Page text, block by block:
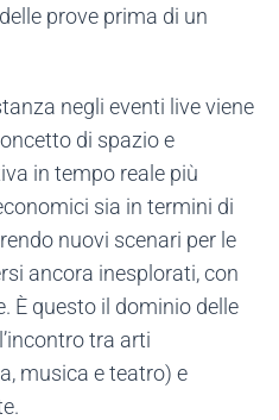
prove prima di un
negli eventi live viene
di spazio e
in tempo reale più
sia in termini di
nuovi scenari per le
ancora inesplorati, con
È questo il dominio delle
tra arti
musica e teatro) e